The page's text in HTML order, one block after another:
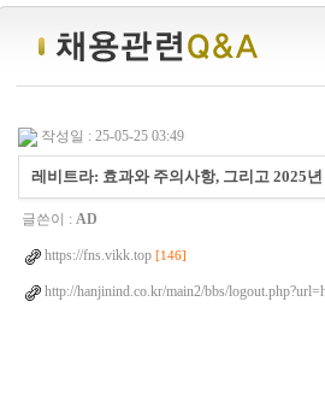
작성일 : 25-05-25 03:49
레비트라: 효과와 주의사항, 그리고 2025
글쓴이 : AD
https://fns.vikk.top [146]
http://hanjinind.co.kr/main2/bbs/